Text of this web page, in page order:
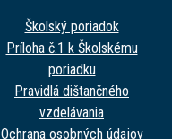
Školský poriadok
Príloha č.1 k Školskému
poriadku
Pravidlá dištančného
vzdelávania
Ochrana osobných údajov